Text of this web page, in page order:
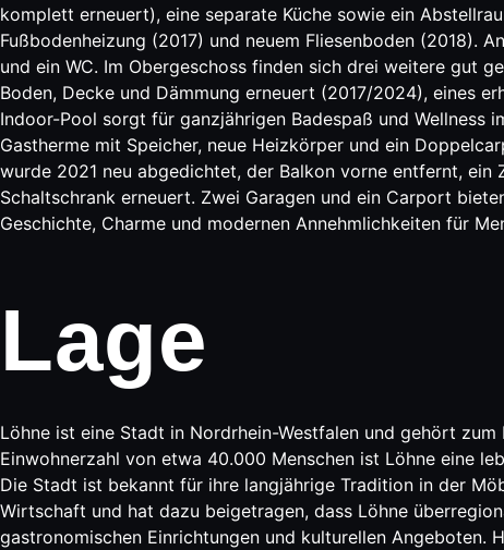
komplett erneuert), eine separate Küche sowie ein
Fußbodenheizung (2017) und neuem Fliesenboden (2018).
und ein WC. Im Obergeschoss finden sich drei weitere gut
Boden, Decke und Dämmung erneuert (2017/2024), eines
Indoor-Pool sorgt für ganzjährigen Badespaß und Wellness
Gastherme mit Speicher, neue Heizkörper und ein
wurde 2021 neu abgedichtet, der Balkon vorne entfernt, ein
Schaltschrank erneuert. Zwei Garagen und ein Carport
Geschichte, Charme und modernen Annehmlichkeiten für
Lage
Löhne ist eine Stadt in Nordrhein-Westfalen und gehört
Einwohnerzahl von etwa 40.000 Menschen ist Löhne eine
Die Stadt ist bekannt für ihre langjährige Tradition in der
Wirtschaft und hat dazu beigetragen, dass Löhne
gastronomischen Einrichtungen und kulturellen Angeboten.